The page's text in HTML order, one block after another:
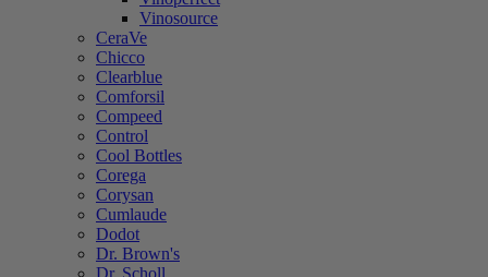
Vinosource
CeraVe
Chicco
Clearblue
Comforsil
Compeed
Control
Cool Bottles
Corega
Corysan
Cumlaude
Dodot
Dr. Brown's